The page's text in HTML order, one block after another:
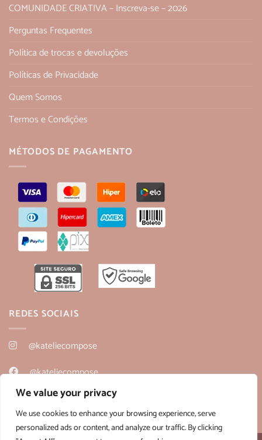
We value your privacy
We use cookies to enhance your browsing experience, serve
personalized ads or content, and analyze our traffic. By clicking
COMUNIDADE CRIATIVA – Inscreva-se – 2026
Perguntas Frequentes
Política de trocas e devoluções
Políticas de Privacidade
Quem Somos
Termos e Condições
MÉTODOS DE PAGAMENTO
REDES SOCIAIS
@kateliecompose
@kateliecompose
@kateliecompose